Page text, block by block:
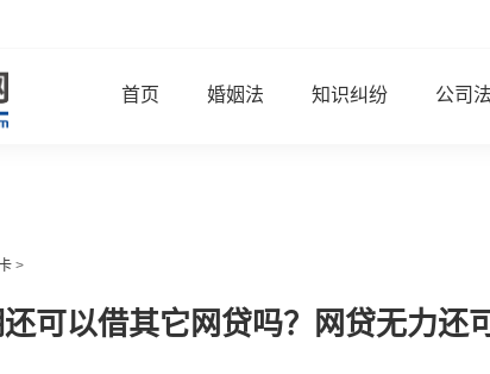
首页 婚姻法 知识纠纷 公司法
>
可以借其它网贷吗？网贷无力还